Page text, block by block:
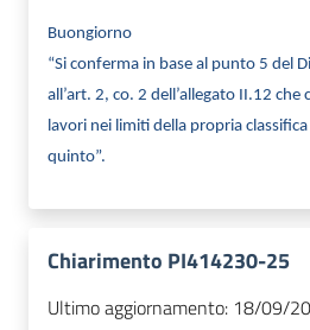
Buongiorno
“Si conferma in base al punto 5 del
all’art. 2, co. 2 dell’allegato II.12 che
lavori nei limiti della propria
quinto”.
Chiarimento PI414230-25
Ultimo aggiornamento: 18/09/